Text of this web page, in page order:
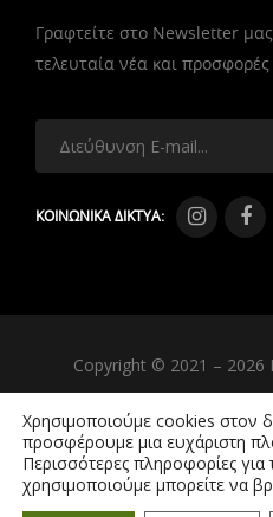
Γραφτείτε στο Newsletter
τελευταία νέα και
ΚΟΙΝΩΝΙΚΑ ΔΙΚΤΥΑ:
Copyright © 2021 – 2026
Χρησιμοποιούμε cookies στον
προσφέρουμε μια ευχάριστη
Περισσότερες πληροφορίες
χρησιμοποιούμε μπορείτε να